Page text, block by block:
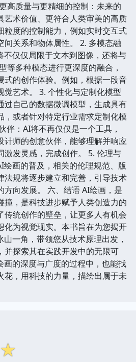
高质量与更精细的控制：未来的
艺术价值、更符合人类审美的高质
粒度的控制能力，例如实时交互式
间关系和物体属性。 2. 多模态融
不仅仅局限于文本到图像，还将与
等多种模态进行更深度的融合，
式的创作体验。例如，根据一段音
觉艺术。 3. 个性化与定制化模型
过自己的数据微调模型，生成具有
，或者针对特定行业需求定制化模
伴：AI将不再仅仅是一个工具，
计师的创意伙伴，能够理解并响应
激发灵感，完成创作。 5. 伦理与
绘画的普及，相关的伦理规范、版
法规将逐步建立和完善，引导技术
方向发展。 六、结语 AI绘画，是
撞，是科技进步赋予人类创造力的
传统创作的壁垒，让更多人有机会
化为视觉现实。本书旨在为您揭开
一角，带领您从技术原理出发，
并探索其在实践开发中的无限可
画的深度与广度的过程中，也能找
花，用科技的力量，描绘出属于未
☆